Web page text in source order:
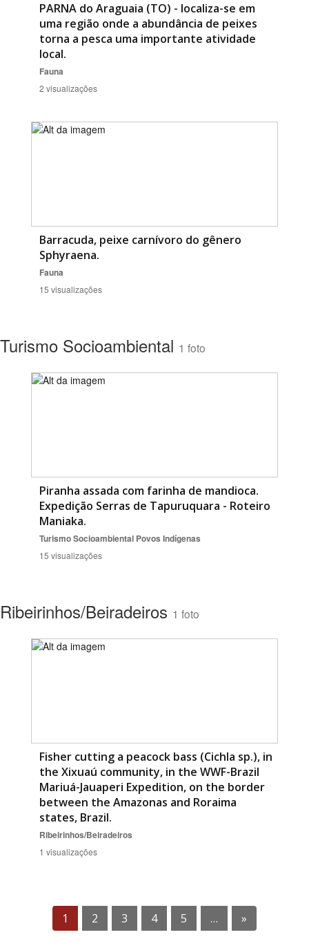
PARNA do Araguaia (TO) - localiza-se em
uma região onde a abundância de peixes
torna a pesca uma importante atividade
local.
Fauna
2 visualizações
Barracuda, peixe carnívoro do gênero
Sphyraena.
Fauna
15 visualizações
Turismo Socioambiental 1 foto
Piranha assada com farinha de mandioca.
Expedição Serras de Tapuruquara - Roteiro
Maniaka.
Turismo Socioambiental Povos Indígenas
15 visualizações
Ribeirinhos/Beiradeiros 1 foto
Fisher cutting a peacock bass (Cichla sp.), in
the Xixuaú community, in the WWF-Brazil
Mariuá-Jauaperi Expedition, on the border
between the Amazonas and Roraima
states, Brazil.
Ribeirinhos/Beiradeiros
1 visualizações
1 2 3 4 5 … »